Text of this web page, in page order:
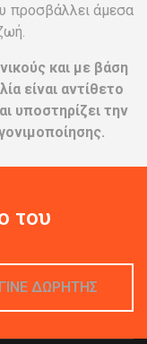
προσβάλλει άμεσα
και με βάση
είναι αντίθετο
υποστηρίζει την
του
ΓΙΝΕ ΔΩΡΗΤΗΣ